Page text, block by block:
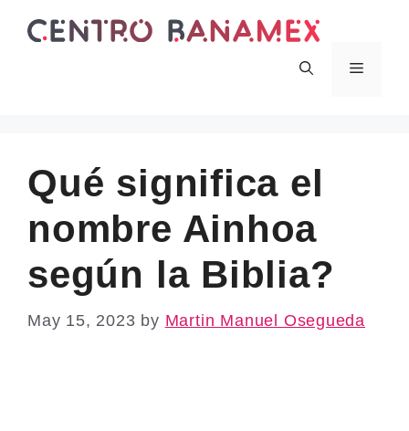
Menu
Qué significa el
nombre Ainhoa
según la Biblia?
May 15, 2023 by Martin Manuel Osegueda